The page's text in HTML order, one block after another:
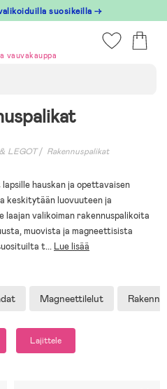
suosikeilla →
vauvakauppa
LEGOT Rakennuspalikat
hauskan ja opettavaisen
keskitytään luovuuteen ja
laajan valikoiman rakennuspalikoita
muovista ja magneettisista
t... Lue lisää
Magneettilelut
Lajittele